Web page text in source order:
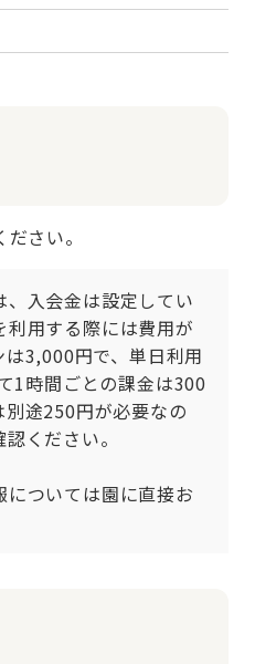
さい。
入会金は設定してい
利用する際には費用が
3,000円で、単日利用
1時間ごとの課金は300
途250円が必要なの
ください。
ついては園に直接お